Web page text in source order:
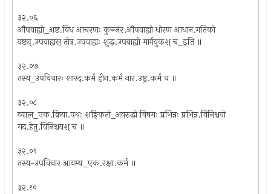
३२.०६
औपवाह्यो_अष्ट.विध आचरणः कुञ्जर.औपवाह्यो धोरण आधान.गतिको
यष्ट्य्.उपवाह्यस् तोत्र.उपवाह्यः शुद्ध.उपवाह्यो मार्गयुकश् च_इति ॥
३२.०७
तस्य_उपविचारः शारद.कर्म हीन.कर्म नार.उष्ट्र.कर्म च ॥
३२.०८
व्याल_एक.क्रिया.पथः शङ्कितो_अवरुद्धो विषमः प्रभिन्नः प्रभिन्न.विनिश्चयो
मद.हेतु.विनिश्चयश् च ॥
३२.०९
तस्य-उपविचार आयम्य_एक.रक्षा.कर्म ॥
३२.१०